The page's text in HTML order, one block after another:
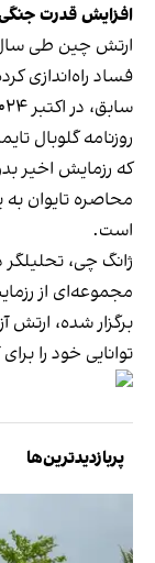
افزایش قدرت
ارتش چین طی
فساد راه‌اندازی
سابق، در اکتبر ۲۰۲۴ از سمت خود برکنار شد.
روزنامه گلوبال
که رزمایش اخیر
محاصره تایوان
است.
ژانگ چی،
مجموعه‌ای از
برگزار شده،
توانایی خود را
پربازدیدترین‌ها